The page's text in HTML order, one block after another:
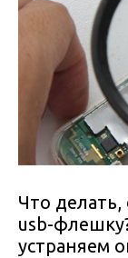
Что
usb-
устраняем